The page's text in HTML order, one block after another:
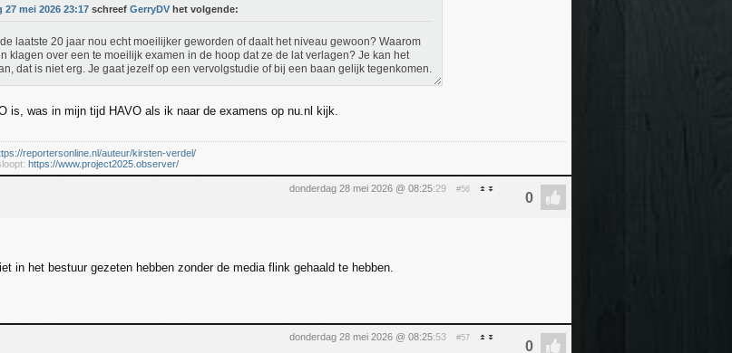
27 mei 2026 23:17 schreef GerryDV het volgende:
laatste 20 jaar nou echt moeilijker geworden of daalt het niveau gewoon? Waarom
klagen over een te moeilijk examen in de hoop dat ze de lat verlagen? Je kan het
dat is niet erg. Je gaat jezelf op een vervolgstudie of bij een baan gelijk tegenkomen.
is, was in mijn tijd HAVO als ik naar de examens op nu.nl kijk.
reportersonline.nl/auteur/kirsten-verdel/
https://www.project2025.observer/
donderdag 28 mei 2026 @ 08:25:29 #56
in het bestuur gezeten hebben zonder de media flink gehaald te hebben.
donderdag 28 mei 2026 @ 08:25:53 #57